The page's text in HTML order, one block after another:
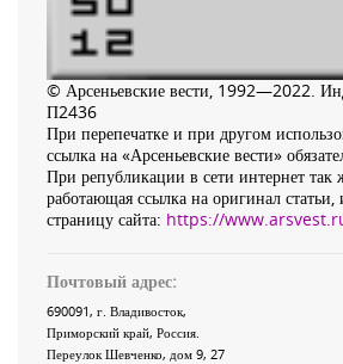
© Арсеньевские вести, 1992—2022.
П2436
При перепечатке и при другом
ссылка на «Арсеньевские вести»
При републикации в сети интернет так
работающая ссылка на оригинал
страницу сайта: https://
Почтовый адрес:
690091, г. Владивосток,
Приморский край, Россия
Переулок Шевченко, дом 9, 27